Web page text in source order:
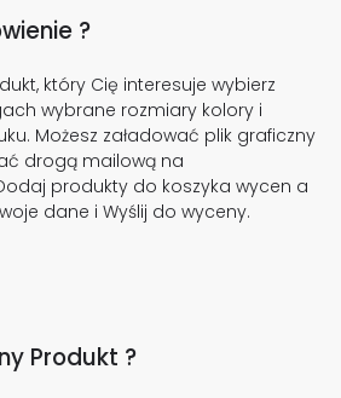
?
który Cię interesuje wybierz
wybrane rozmiary kolory i
Możesz załadować plik graficzny
drogą mailową na
produkty do koszyka wycen a
dane i Wyślij do wyceny.
Produkt ?